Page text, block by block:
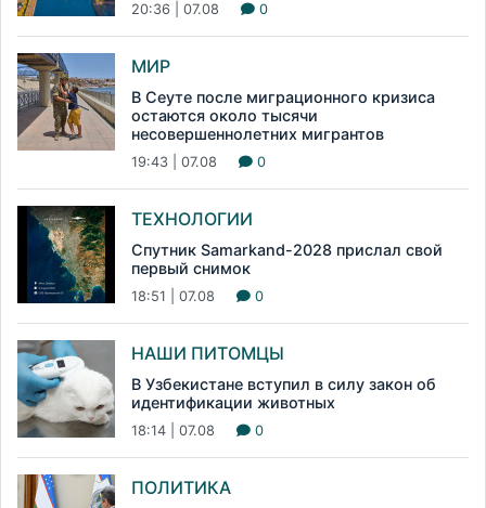
20:36 | 07.08 0
МИР
В Сеуте после миграционного кризиса
остаются около тысячи
несовершеннолетних мигрантов
19:43 | 07.08 0
ТЕХНОЛОГИИ
Спутник Samarkand-2028 прислал свой
первый снимок
18:51 | 07.08 0
НАШИ ПИТОМЦЫ
В Узбекистане вступил в силу закон об
идентификации животных
18:14 | 07.08 0
ПОЛИТИКА